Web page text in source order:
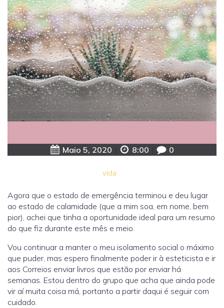
Maio 5, 2020 8:00 0
vida
Agora que o estado de emergência terminou e deu lugar
ao estado de calamidade (que a mim soa, em nome, bem
pior), achei que tinha a oportunidade ideal para um resumo
do que fiz durante este mês e meio.
Vou continuar a manter o meu isolamento social o máximo
que puder, mas espero finalmente poder ir à esteticista e ir
aos Correios enviar livros que estão por enviar há
semanas. Estou dentro do grupo que acha que ainda pode
vir aí muita coisa má, portanto a partir daqui é seguir com
cuidado.